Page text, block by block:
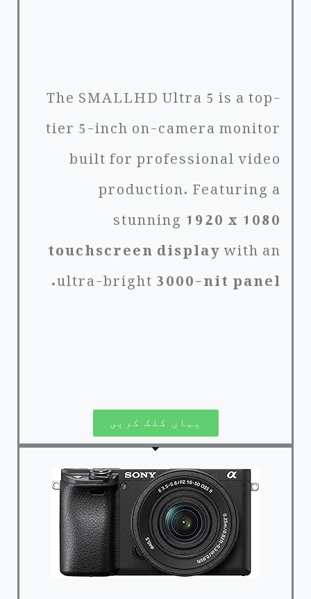
The SMALLHD Ultra 5 is a top-
tier 5-inch on-camera monitor
built for professional video
production. Featuring a
stunning 1920 x 1080
touchscreen displaywith an
ultra-bright3000-nit panel.
یہاں کلک کریں